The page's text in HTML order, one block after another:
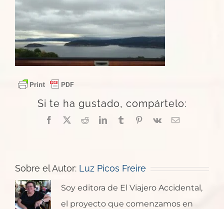
Si te ha gustado, compártelo:
Facebook
X RedditLinkedInTumblrPinterest
Vk
Correo
Sobre el Autor: Luz Picos Freire
Soy editora de El Viajero Accidental,
el proyecto que comenzamos en